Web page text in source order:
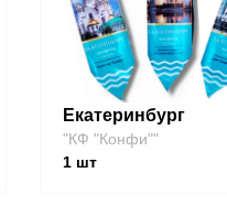
Екатеринбург
"КФ "Конфи""
1шт